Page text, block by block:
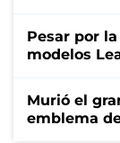
Pesar por
modelos
Murió el
emblema